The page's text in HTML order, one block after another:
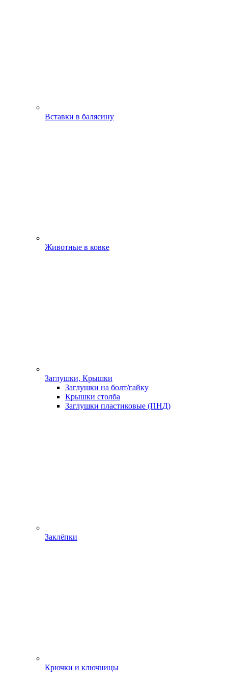
Вставки в балясину
Животные в ковке
Заглушки, Крышки
Заглушки на болт/гайку
Крышки столба
Заглушки пластиковые (ПНД)
Заклёпки
Крючки и ключницы